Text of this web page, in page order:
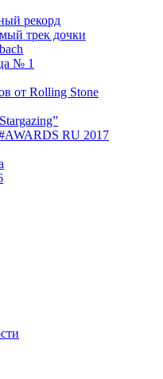
рекорд
трек дочки
№ 1
от Rolling Stone
RU 2017